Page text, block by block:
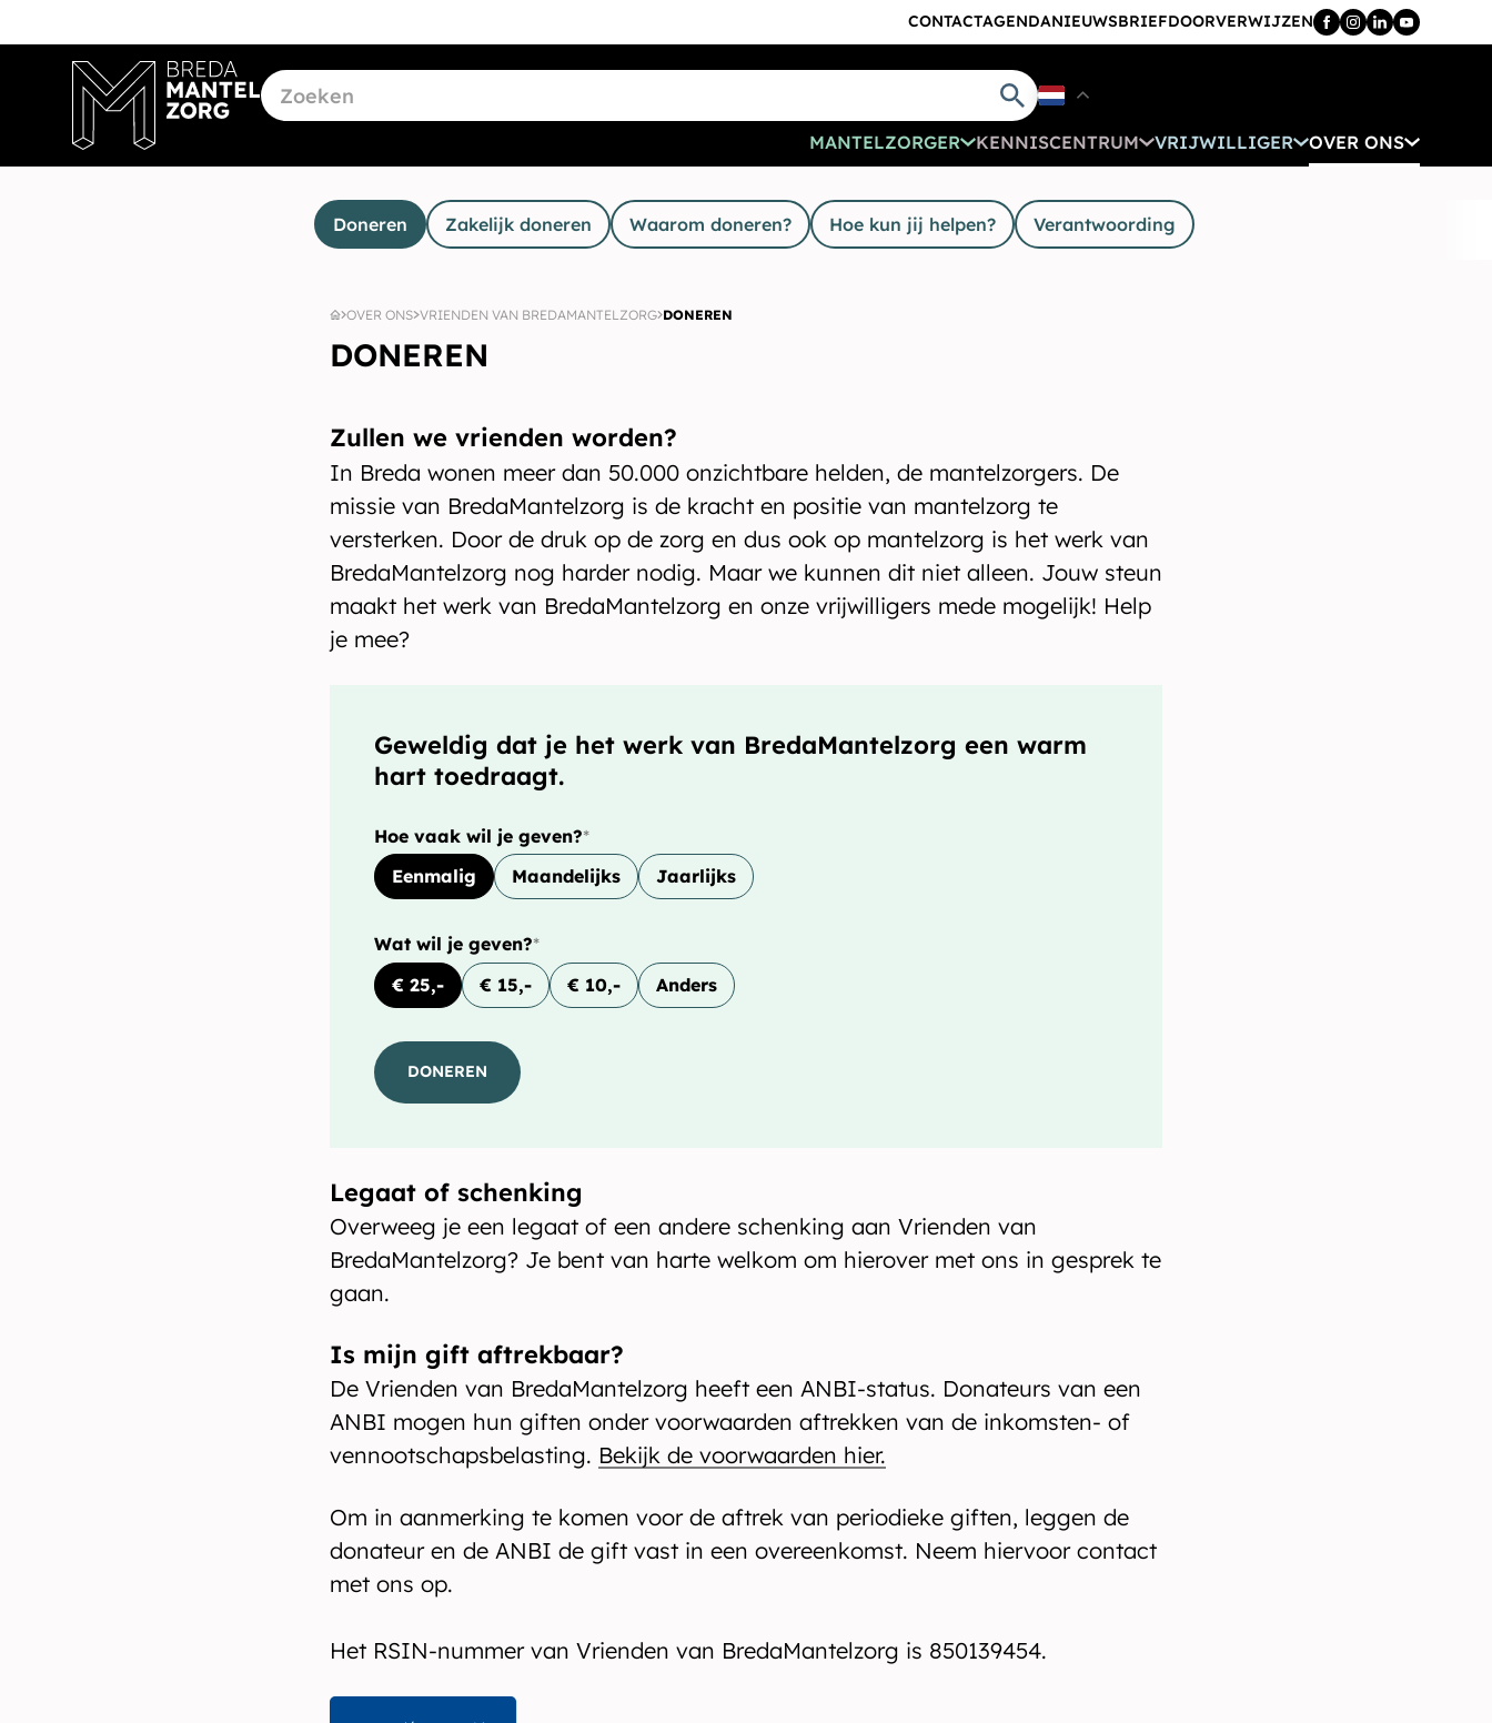
CONTACTAGENDANIEUWSBRIEFDOORVERWIJZEN
MANTELZORGER KENNISCENTRUM VRIJWILLIGER OVER ONS
Doneren Zakelijk doneren Waarom doneren? Hoe kun jij helpen? Verantwoording
OVER ONS VRIENDEN VAN BREDAMANTELZORG DONEREN
DONEREN
Zullen we vrienden worden?
In Breda wonen meer dan 50.000 onzichtbare helden, de mantelzorgers. De
missie van BredaMantelzorg is de kracht en positie van mantelzorg te
versterken. Door de druk op de zorg en dus ook op mantelzorg is het werk van
BredaMantelzorg nog harder nodig. Maar we kunnen dit niet alleen. Jouw steun
maakt het werk van BredaMantelzorg en onze vrijwilligers mede mogelijk! Help
je mee?
Geweldig dat je het werk van BredaMantelzorg een warm
hart toedraagt.
Hoe vaak wil je geven?*
Eenmalig
Maandelijks Jaarlijks
Wat wil je geven?*
€ 25,-
€ 15,- € 10,- Anders
DONEREN
Legaat of schenking
Overweeg je een legaat of een andere schenking aan Vrienden van
BredaMantelzorg? Je bent van harte welkom om hierover met ons in gesprek te
gaan.
Is mijn gift aftrekbaar?
De Vrienden van BredaMantelzorg heeft een ANBI-status. Donateurs van een
ANBI mogen hun giften onder voorwaarden aftrekken van de inkomsten- of
vennootschapsbelasting. Bekijk de voorwaarden hier.
Om in aanmerking te komen voor de aftrek van periodieke giften, leggen de
donateur en de ANBI de gift vast in een overeenkomst. Neem hiervoor contact
met ons op.
​Het RSIN-nummer van Vrienden van BredaMantelzorg is 850139454.